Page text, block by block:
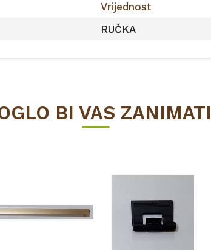
Vrijednost
RUČKA
BI VAS ZANIMATI